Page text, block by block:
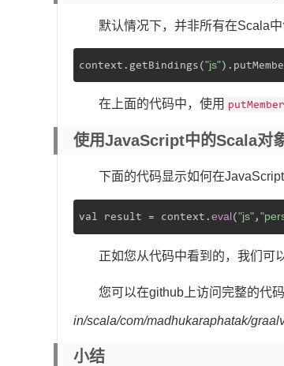
默认情况下，并非所有在Scala
context.getBindings("js"
在上面的代码中，使用 putMember
使用JavaScript中的Scala对
下面的代码显示如何在
val result = context.eval("js" ,
正如您从代码中看到的，我们可
您可以在github上访问完整的代码
in/scala/com/madhukaraphatak/
小结